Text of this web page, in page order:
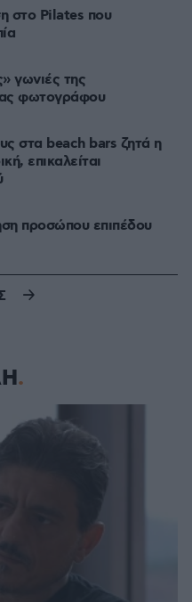
στο Pilates που
γωνιές της
φωτογράφου
στα beach bars ζητά η
επικαλείται
προσώπου επιπέδου